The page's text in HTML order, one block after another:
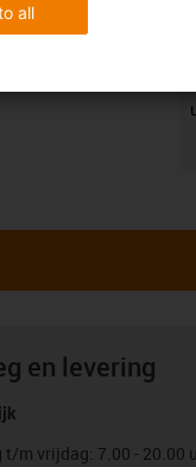
en levering
t/m vrijdag: 7.00 - 20.00
all